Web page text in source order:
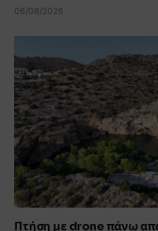
06/08/2026
Πτήση με drone πάνω